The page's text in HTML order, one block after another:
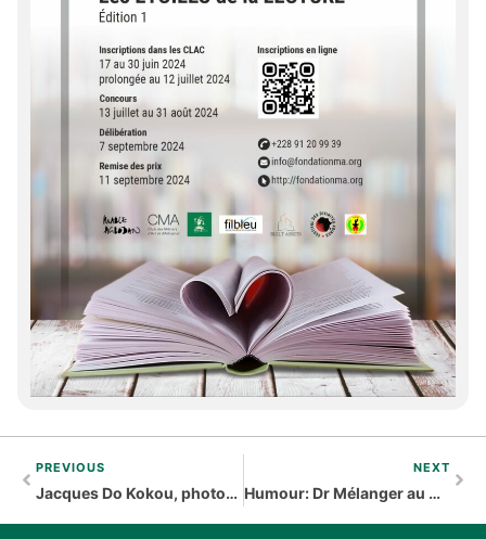
PREVIOUS
Jacques Do Kokou, photogaphe sur le chemin du Vodoun
NEXT
Humour: Dr Mélanger au Goethe Institut de Lomé le 19 mai 2016